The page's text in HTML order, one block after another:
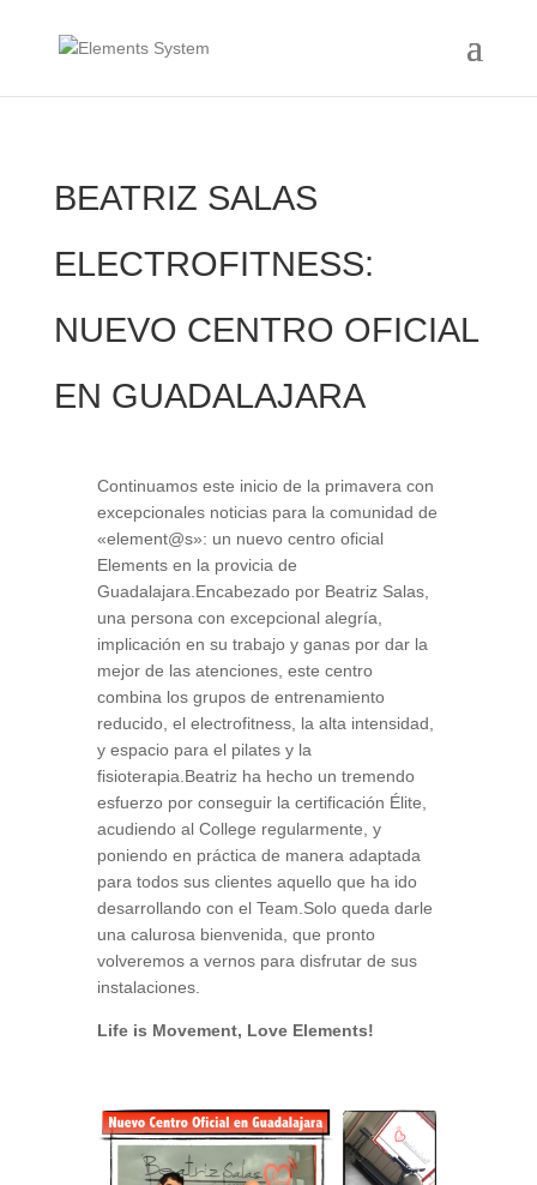
BEATRIZ SALAS
ELECTROFITNESS:
NUEVO CENTRO OFICIAL
EN GUADALAJARA
Continuamos este inicio de la primavera con
excepcionales noticias para la comunidad de
«element@s»: un nuevo centro oficial
Elements en la provicia de
Guadalajara.Encabezado por Beatriz Salas,
una persona con excepcional alegría,
implicación en su trabajo y ganas por dar la
mejor de las atenciones, este centro
combina los grupos de entrenamiento
reducido, el electrofitness, la alta intensidad,
y espacio para el pilates y la
fisioterapia.Beatriz ha hecho un tremendo
esfuerzo por conseguir la certificación Élite,
acudiendo al College regularmente, y
poniendo en práctica de manera adaptada
para todos sus clientes aquello que ha ido
desarrollando con el Team.Solo queda darle
una calurosa bienvenida, que pronto
volveremos a vernos para disfrutar de sus
instalaciones.
Life is Movement, Love Elements!